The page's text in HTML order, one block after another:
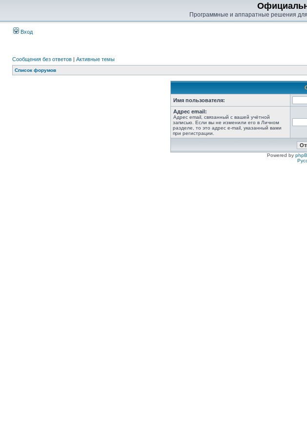
Программные и аппаратные решения
Вход
Сообщения без ответов | Активные темы
Список форумов
Имя пользователя:
Адрес email:
Адрес email, связанный с вашей учётной
записью. Если вы не изменили его в Личном
разделе, то это адрес e-mail, указанный вами
при регистрации.
Powered by